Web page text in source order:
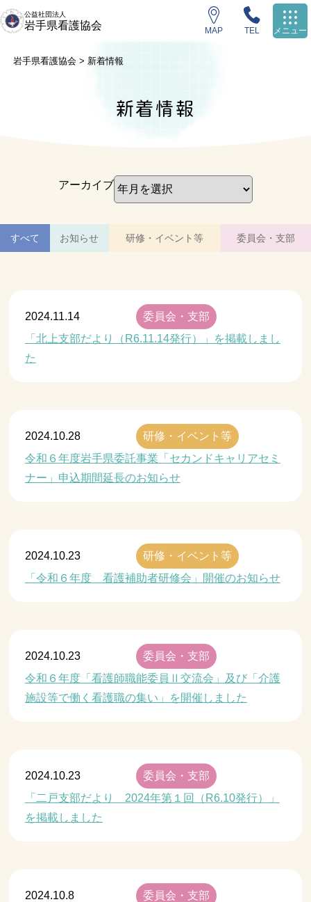
公益社団法人
岩手県看護協会 MAP TEL メニュー
岩手県看護協会 > 新着情報
新着情報
アーカイブ
すべて お知らせ 研修・イベント等 委員会・支部
2024.11.14
委員会・支部
「北上支部だより（R6.11.14発行）」を掲載しまし
た
2024.10.28
研修・イベント等
令和６年度岩手県委託事業「セカンドキャリアセミ
ナー」申込期間延長のお知らせ
2024.10.23
研修・イベント等
「令和６年度 看護補助者研修会」開催のお知らせ
2024.10.23
委員会・支部
令和６年度「看護師職能委員Ⅱ交流会」及び「介護
施設等で働く看護職の集い」を開催しました
2024.10.23
委員会・支部
「二戸支部だより 2024年第１回（R6.10発行）」
を掲載しました
2024.10.8
委員会・支部